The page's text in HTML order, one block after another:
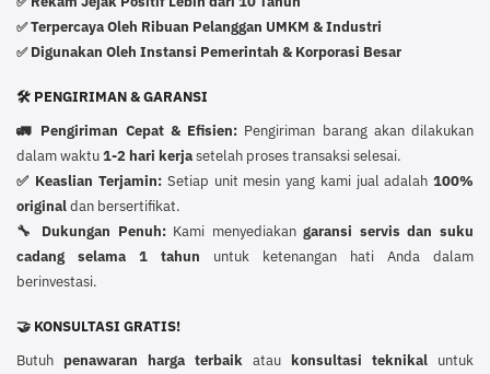
✅Terpercaya Oleh Ribuan Pelanggan UMKM & Industri
✅ Digunakan Oleh Instansi Pemerintah & Korporasi Besar
🛠️ PENGIRIMAN & GARANSI
🚛 Pengiriman Cepat & Efisien: Pengiriman barang akan dilakukan
dalam waktu1-2 hari kerjasetelah proses transaksi selesai.
✅ Keaslian Terjamin: Setiap unit mesin yang kami jual adalah100%
originaldan bersertifikat.
🔧 Dukungan Penuh:Kami menyediakangaransi servis dan suku
cadang selama 1 tahun untuk ketenangan hati Anda dalam
berinvestasi.
🤝 KONSULTASI GRATIS!
Butuh penawaran harga terbaik atau konsultasi teknikal untuk